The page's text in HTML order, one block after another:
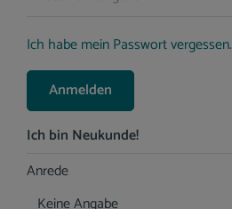
Ich habe mein Passwort vergessen.
Anmelden
Ich bin Neukunde!
Persönliche Informationen
Anrede